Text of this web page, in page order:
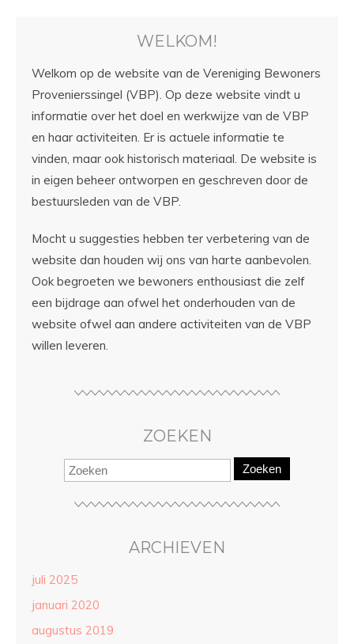
WELKOM!
Welkom op de website van de Vereniging Bewoners
Provenierssingel (VBP). Op deze website vindt u
informatie over het doel en werkwijze van de VBP
en haar activiteiten. Er is actuele informatie te
vinden, maar ook historisch materiaal. De website is
in eigen beheer ontworpen en geschreven door de
bestuursleden van de VBP.
Mocht u suggesties hebben ter verbetering van de
website dan houden wij ons van harte aanbevolen.
Ook begroeten we bewoners enthousiast die zelf
een bijdrage aan ofwel het onderhouden van de
website ofwel aan andere activiteiten van de VBP
willen leveren.
ZOEKEN
Zoeken
ARCHIEVEN
juli 2025
januari 2020
augustus 2019